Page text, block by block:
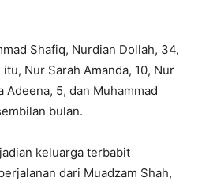
Shafiq, Nurdian Dollah, 34,
Nur Sarah Amanda, 10, Nur
Adeena, 5, dan Muhammad
bulan.
keluarga terbabit
dari Muadzam Shah,